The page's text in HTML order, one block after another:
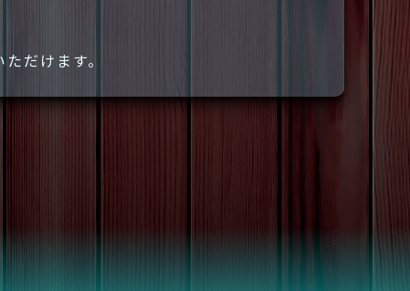
だけます。